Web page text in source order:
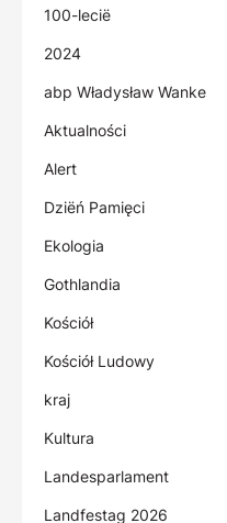
100-lecië
2024
abp Władysław Wanke
Aktualności
Alert
Dziëń Pamięci
Ekologia
Gothlandia
Kościół
Kościół Ludowy
kraj
Kultura
Landesparlament
Landfestag 2026